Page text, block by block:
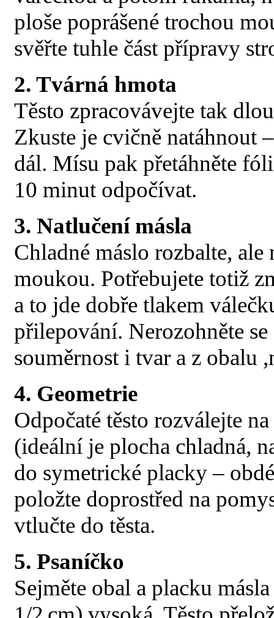
ploše poprášené trochou
svěřte tuhle část přípravy
2. Tvárná hmota
Těsto zpracovávejte tak
Zkuste je cvičně natáhnout
dál. Mísu pak přetáhněte
10 minut odpočívat.
3. Natlučení másla
Chladné máslo rozbalte, ale
moukou. Potřebujete totiž
a to jde dobře tlakem
přilepování. Nerozohněte
souměrnost i tvar a z obalu
4. Geometrie
Odpočaté těsto rozválejte
(ideální je plocha chladná,
do symetrické placky –
položte doprostřed na
vtlučte do těsta.
5. Psaníčko
Sejměte obal a placku